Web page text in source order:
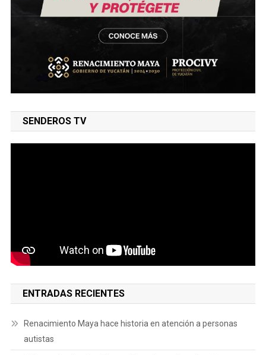
SENDEROS TV
ENTRADAS RECIENTES
Renacimiento Maya hace historia en atención a personas
autistas